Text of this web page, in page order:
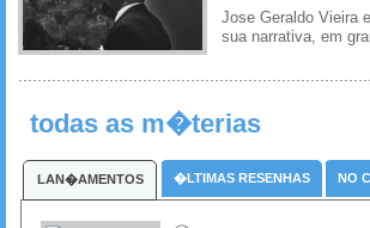
Jose Geraldo Vieira
sua narrativa, em
todas as m�terias
LAN�AMENTOS �LTIMAS RESENHAS NO